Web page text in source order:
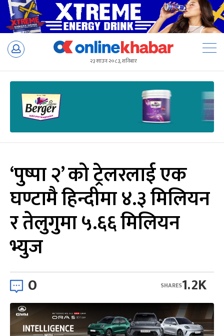
Skip
२३ साउन २०८३, शनिबार
‘पुष्पा २’ को ट्रेलरलाई एक
घण्टामै हिन्दीमा ४.३ मिलियन
र तेलुगुमा ५.६६ मिलियन
भ्युज
0 1.2K
SHARES